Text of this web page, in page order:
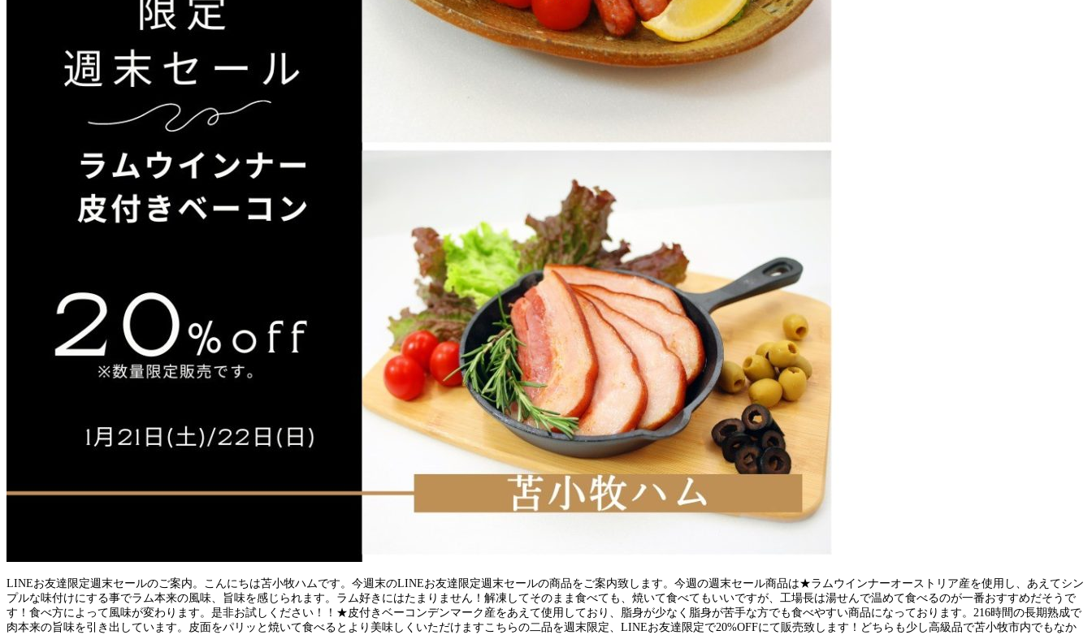
LINEお友達限定週末セールのご案内。こんにちは苫小牧ハムです。今週末のLINEお友達限定週末セールの商品をご案内致します。今週の週末セール商品は★ラムウインナーオーストリア産を使用し、あえてシン
プルな味付けにする事でラム本来の風味、旨味を感じられます。ラム好きにはたまりません！解凍してそのまま食べても、焼いて食べてもいいですが、工場長は湯せんで温めて食べるのが一番おすすめだそうで
す！食べ方によって風味が変わります。是非お試しください！！★皮付きベーコンデンマーク産をあえて使用しており、脂身が少なく脂身が苦手な方でも食べやすい商品になっております。216時間の長期熟成で
肉本来の旨味を引き出しています。皮面をパリッと焼いて食べるとより美味しくいただけますこちらの二品を週末限定、LINEお友達限定で20%OFFにて販売致します！どちらも少し高級品で苫小牧市内でもなか